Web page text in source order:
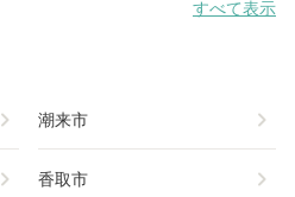
すべて表示
chevron_right 潮来市 chevron_right
chevron_right 香取市 chevron_right